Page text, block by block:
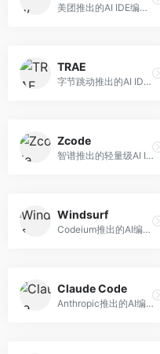
美团推出的AI IDE编程工具，专注于本地开发生态。面向开发者，提供智能代码补全、代码生成、项目管理等服务，本地开发体验好。
TRAE
字节跳动推出的AI IDE编程工具，深度集成大模型能力。面向开发者，提供智能代码补全、代码解释、重构优化等服务，编程效率显著提升。
Zcode
智谱推出的轻量级AI IDE，基于GLM模型。面向开发者，提供智能代码补全、代码生成、错误检测等服务，中文编程支持好。
Windsurf
Codeium推出的AI编程工具，专注于代码智能辅助。面向开发者，提供代码补全、代码生成、代码解释等服务，多语言支持完善。
Claude Code
Anthropic推出的AI编程工具，基于Claude模型。面向开发者，提供代码生成、代码审查、调试辅助等服务，代码质量高，推理能力强。